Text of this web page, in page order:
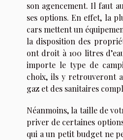
son agencement. Il faut
ses options. En effet, la
cars mettent un
la disposition des
ont droit à 100 litres
importe le type de
choix, ils y retrouveront
gaz et des sanitaires
Néanmoins, la taille de
priver de certaines
qui a un petit budget ne